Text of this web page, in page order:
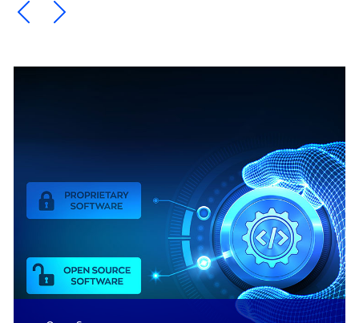
Ein Element zurück blättern
Ein Element weiter blättern